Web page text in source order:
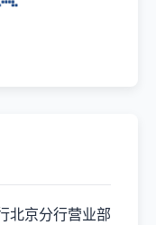
北京分行营业部